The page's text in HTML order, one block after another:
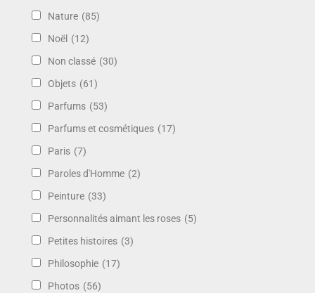
Nature (85)
Noël (12)
Non classé (30)
Objets (61)
Parfums (53)
Parfums et cosmétiques (17)
Paris (7)
Paroles d'Homme (2)
Peinture (33)
Personnalités aimant les roses (5)
Petites histoires (3)
Philosophie (17)
Photos (56)